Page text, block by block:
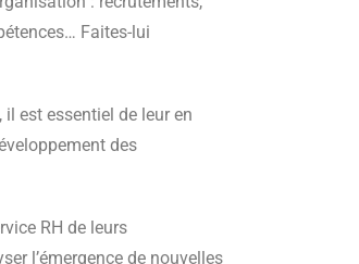
Faites-lui
est essentiel de leur en
des
RH de leurs
l’émergence de nouvelles